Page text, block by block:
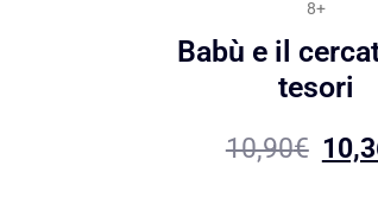
8+
Babù e il
tesori
10,90€